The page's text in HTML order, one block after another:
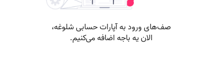
صف‌های ورود به آپارات حسابی شلوغه،
الان یه باجه اضافه می‌کنیم.